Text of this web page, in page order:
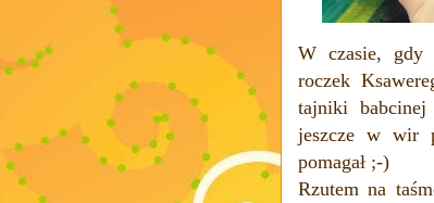
W czasie, gdy
roczek
tajniki
jeszcze w wir
pomagał ;-)
Rzutem na